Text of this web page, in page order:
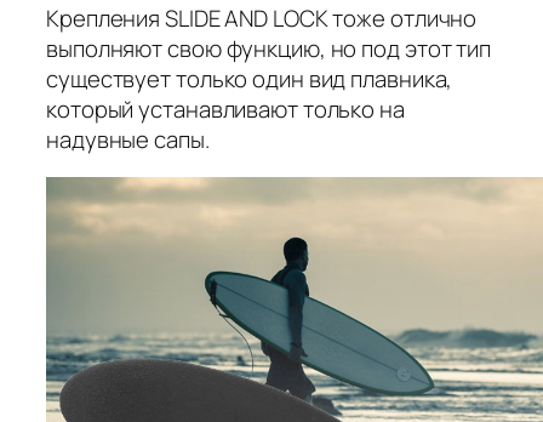
Крепления SLIDE AND LOCK тоже отлично
выполняют свою функцию, но под этот тип
существует только один вид плавника,
который устанавливают только на
надувные сапы.